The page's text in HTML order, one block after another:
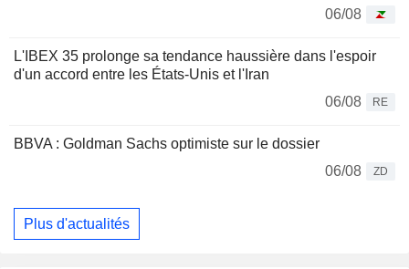
06/08
L'IBEX 35 prolonge sa tendance haussière dans l'espoir
d'un accord entre les États-Unis et l'Iran
06/08
RE
BBVA : Goldman Sachs optimiste sur le dossier
06/08
ZD
Plus d'actualités